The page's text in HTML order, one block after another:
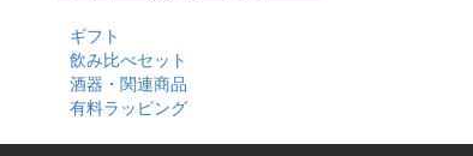
ギフト
飲み比べセット
酒器・関連商品
有料ラッピング